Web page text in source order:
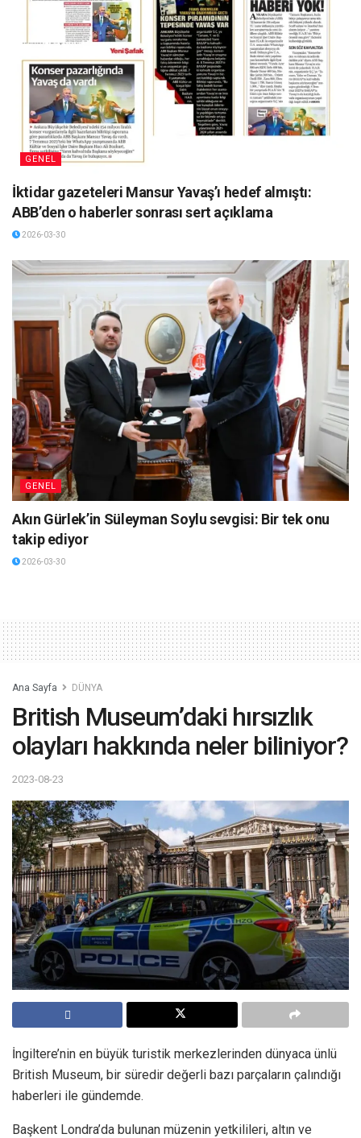
GENEL
İktidar gazeteleri Mansur Yavaş’ı hedef almıştı:
ABB’den o haberler sonrası sert açıklama
2026-03-30
GENEL
Akın Gürlek’in Süleyman Soylu sevgisi: Bir tek onu
takip ediyor
2026-03-30
Ana Sayfa DÜNYA
British Museum’daki hırsızlık
olayları hakkında neler biliniyor?
2023-08-23
İngiltere’nin en büyük turistik merkezlerinden dünyaca ünlü
British Museum, bir süredir değerli bazı parçaların çalındığı
haberleri ile gündemde.
Başkent Londra’da bulunan müzenin yetkilileri, altın ve